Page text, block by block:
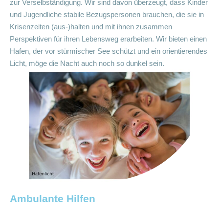
zur Verselbständigung. Wir sind davon überzeugt, dass Kinder
und Jugendliche stabile Bezugspersonen brauchen, die sie in
Krisenzeiten (aus-)halten und mit ihnen zusammen
Perspektiven für ihren Lebensweg erarbeiten. Wir bieten einen
Hafen, der vor stürmischer See schützt und ein orientierendes
Licht, möge die Nacht auch noch so dunkel sein.
Ambulante Hilfen